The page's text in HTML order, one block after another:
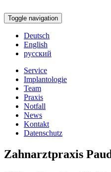
Toggle navigation
Deutsch
English
русский
Service
Implantologie
Team
Praxis
Notfall
News
Kontakt
Datenschutz
Zahnarztpraxis